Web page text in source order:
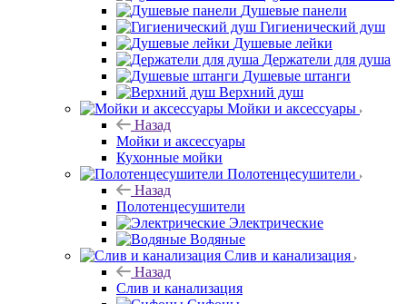
Душевые панели
Гигиенический душ
Душевые лейки
Держатели для душа
Душевые штанги
Верхний душ
Мойки и аксессуары
Назад
Мойки и аксессуары
Кухонные мойки
Полотенцесушители
Назад
Полотенцесушители
Электрические
Водяные
Слив и канализация
Назад
Слив и канализация